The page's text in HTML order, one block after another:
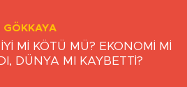
GÖKKAYA
Mİ KÖTÜ MÜ? EKONOMİ Mİ
DÜNYA MI KAYBETTİ?